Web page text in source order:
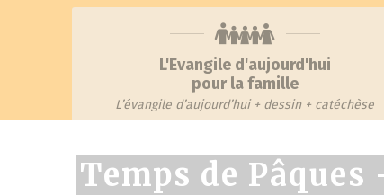
L'Evangile d'aujourd'hui
pour la famille
L’évangile d’aujourd’hui + dessin + catéchèse
Temps de